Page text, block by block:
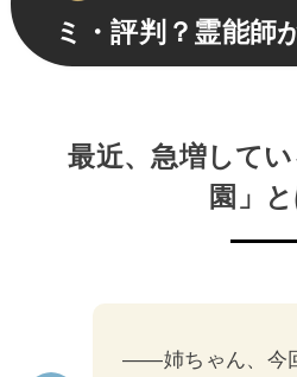
ミ・評判？霊能師
最近、急増して
園」
――姉ちゃん、今